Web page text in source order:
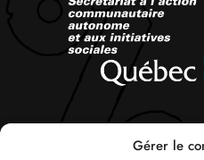
Gérer le
Suivez-nous